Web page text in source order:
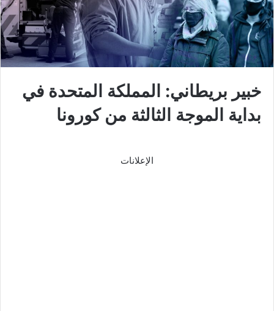
خبير بريطاني: المملكة المتحدة في
بداية الموجة الثالثة من كورونا
الإعلانات